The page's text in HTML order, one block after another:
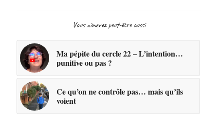
Vous aimerez peut-être aussi
Ma pépite du cercle 22 – L’intention…
punitive ou pas ?
Ce qu’on ne contrôle pas… mais qu’ils
voient